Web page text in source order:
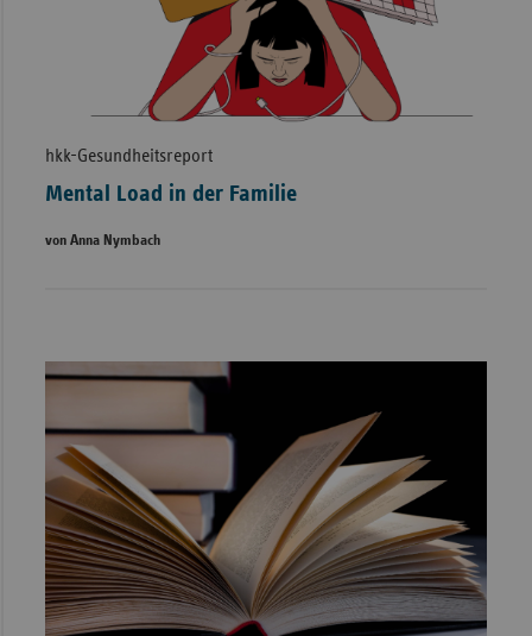
hkk-Gesundheitsreport
Mental Load in der Familie
von Anna Nymbach